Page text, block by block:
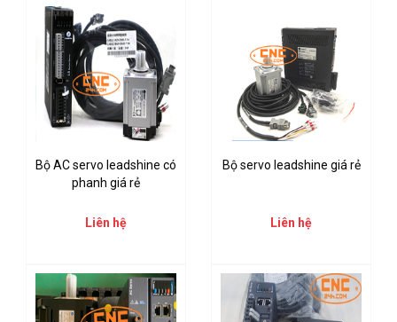
Bộ AC servo leadshine có
phanh giá rẻ
Liên hệ
Bộ servo leadshine giá rẻ
Liên hệ